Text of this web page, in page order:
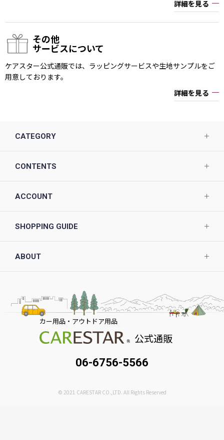
詳細を見る
その他
サービスについて
ケアスター公式通販では、ラッピングサービスや生地サンプルをご
用意しております。
詳細を見る
CATEGORY
CONTENTS
ACCOUNT
SHOPPING GUIDE
ABOUT
カー用品・アウトドア用品
公式通販
06-6756-5566
© 2021 CARESTAR CO.,LTD. All Rights Reserved